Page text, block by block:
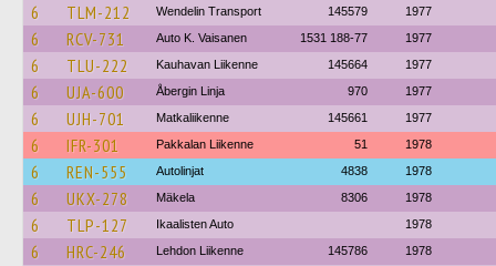
6 TLM-212 Wendelin Transport 145579 1977
6 RCV-731 Auto K. Vaisanen 1531 188-77 1977
6 TLU-222 Kauhavan Liikenne 145664 1977
6 UJA-600 Åbergin Linja 970 1977
6 UJH-701 Matkaliikenne 145661 1977
6 IFR-301 Pakkalan Liikenne 51 1978
6 REN-555 Autolinjat 4838 1978
6 UKX-278 Mäkela 8306 1978
6 TLP-127 Ikaalisten Auto 1978
6 HRC-246 Lehdon Liikenne 145786 1978